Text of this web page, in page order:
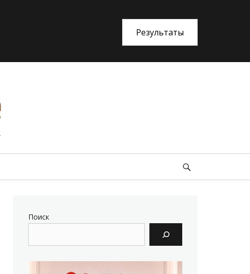
Результаты
Life»
Поиск